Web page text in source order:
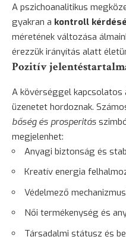
A pszichoanalitikus
gyakran a kontroll
méretének változása
érezzük irányítás alatt
Pozitív
A kövérséggel kapcsolatos
üzenetet hordoznak.
bőség és prosperitás
megjelenhet:
Anyagi biztonság és
Kreatív energia
Védelmező
Női termékenység és
Társadalmi státusz és